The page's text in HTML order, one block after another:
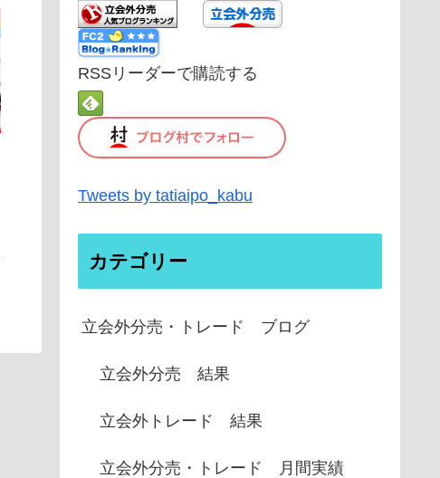
RSSリーダーで購読する
Tweets by tatiaipo_kabu
カテゴリー
立会外分売・トレード ブログ
立会外分売 結果
立会外トレード 結果
立会外分売・トレード 月間実績